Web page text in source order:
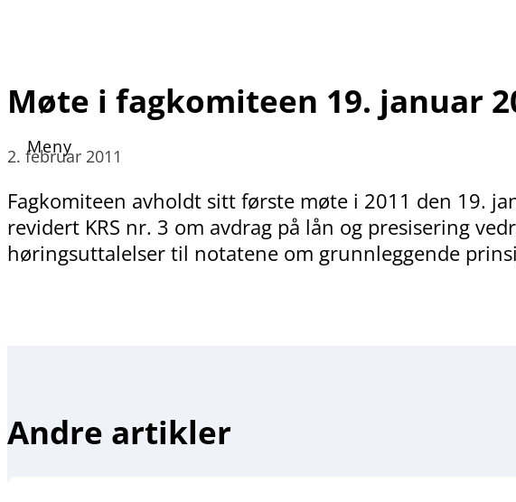
Møte i fagkomiteen 19. januar
2. februar 2011
Fagkomiteen avholdt sitt første møte i 2011 den 19.
revidert KRS nr. 3 om avdrag på lån og presisering
høringsuttalelser til notatene om grunnleggende
Andre artikler